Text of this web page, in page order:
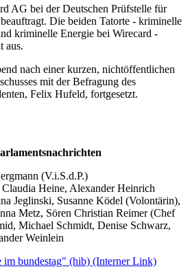
AG bei der Deutschen Prüfstelle für
Die beiden Tatorte - kriminelle
kriminelle Energie bei Wirecard -
aus.
nach einer kurzen, nichtöffentlichen
mit der Befragung des
Felix Hufeld, fortgesetzt.
(V.i.S.d.P.)
Heine, Alexander Heinrich
Jeglinski, Susanne Ködel (Volontärin),
Metz, Sören Christian Reimer (Chef
Michael Schmidt, Denise Schwarz,
Weinlein
im bundestag" (hib) (Interner Link)